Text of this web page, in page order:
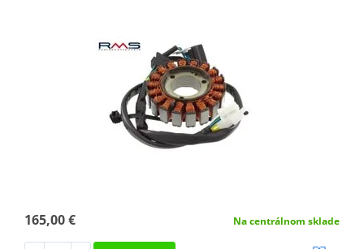
165,00 € Na centrálnom sklade